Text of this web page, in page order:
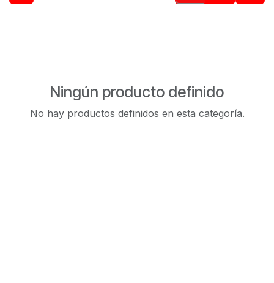
Ningún producto definido
No hay productos definidos en esta categoría.